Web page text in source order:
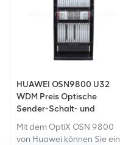
HUAWEI OSN9800 U32
WDM Preis Optische
Sender-Schalt- und
Mit dem OptiX OSN 9800
von Huawei können Sie ein